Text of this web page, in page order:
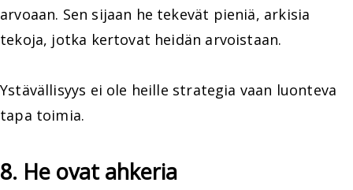
arvoaan. Sen sijaan he tekevät pieniä, arkisia
tekoja, jotka kertovat heidän arvoistaan.
Ystävällisyys ei ole heille strategia vaan luonteva
tapa toimia.
8. He ovat ahkeria